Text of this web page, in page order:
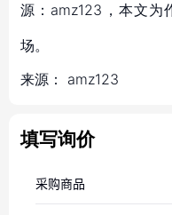
源：amz123，本文为
场。
来源： amz123
填写询价